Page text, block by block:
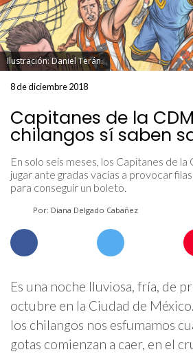
Ilustración: Daniel Terán.
8 de diciembre 2018
Capitanes de la
chilangos sí saben
En solo seis meses, los Capitanes de
jugar ante gradas vacías a provocar
para conseguir un boleto.
Por: Diana Delgado Cabañez
Es una noche lluviosa, fría, de
octubre en la Ciudad de
los chilangos nos esfumamos
gotas comienzan a caer, en el